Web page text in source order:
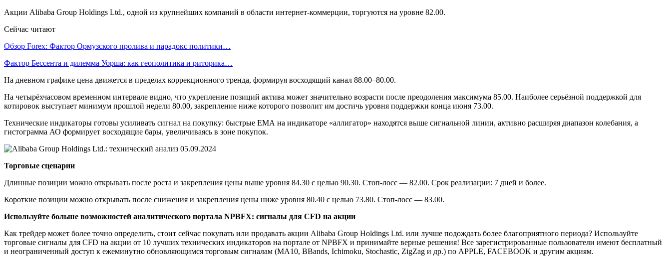
Акции Alibaba Group Holdings Ltd., одной из крупнейших компаний в области интернет-коммерции, торгуются на уровне 82.00.
Сейчас читают
Обзор Forex: Фактор Ормузского пролива и парадокс политики…
Фактор Бессента и дилемма Уорша: как геополитика и риторика…
На дневном графике цена движется в пределах коррекционного тренда, формируя восходящий канал 88.00–80.00.
На четырёхчасовом временном интервале видно, что укрепление позиций актива может значительно возрасти после преодоления максимума 85.00. Наиболее серьёзной поддержкой для
котировок выступает минимум прошлой недели 80.00, закрепление ниже которого позволит им достичь уровня поддержки конца июня 73.00.
Технические индикаторы готовы усиливать сигнал на покупку: быстрые ЕМА на индикаторе «аллигатор» находятся выше сигнальной линии, активно расширяя диапазон колебания, а
гистограмма АО формирует восходящие бары, увеличиваясь в зоне покупок.
Торговые сценарии
Длинные позиции можно открывать после роста и закрепления цены выше уровня 84.30 с целью 90.30. Стоп-лосс — 82.00. Срок реализации: 7 дней и более.
Короткие позиции можно открывать после снижения и закрепления цены ниже уровня 80.40 с целью 73.80. Стоп-лосс — 83.00.
Используйте больше возможностей аналитического портала NPBFX: сигналы для CFD на акции
Как трейдер может более точно определить, стоит сейчас покупать или продавать акции Alibaba Group Holdings Ltd. или лучше подождать более благоприятного периода? Используйте
торговые сигналы для CFD на акции от 10 лучших технических индикаторов на портале от NPBFX и принимайте верные решения! Все зарегистрированные пользователи имеют бесплатный
и неограниченный доступ к ежеминутно обновляющимся торговым сигналам (MA10, BBands, Ichimoku, Stochastic, ZigZag и др.) по APPLE, FACEBOOK и другим акциям.